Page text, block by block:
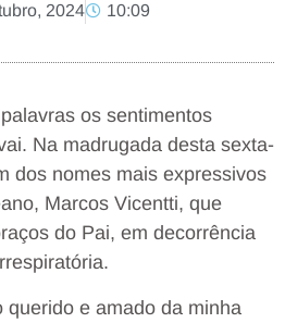
2024
10:09
os sentimentos
Na madrugada desta sexta-
dos nomes mais expressivos
Marcos Vicentti, que
do Pai, em decorrência
querido e amado da minha